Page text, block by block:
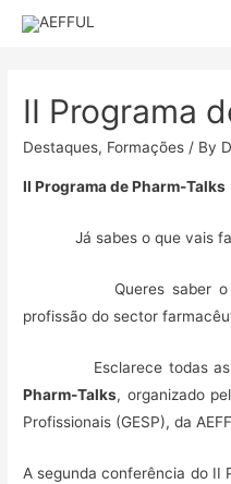
Skip
II Programa
Destaques, Formações / By
II Programa de Pharm-Talks
Já sabes o que vais
Queres saber o que
profissão do sector
Esclarece todas as
Pharm-Talks, organizado
Profissionais (GESP), da
A segunda conferência do II